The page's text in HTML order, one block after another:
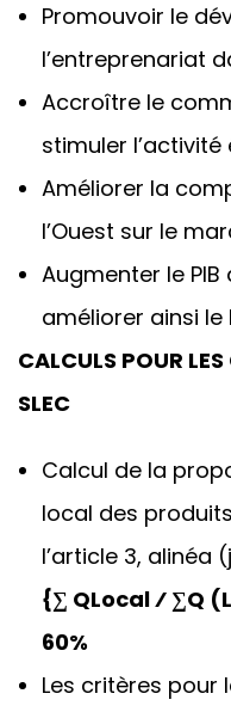
Promouvoir le
l’entreprenariat
Accroître le
stimuler
Améliorer la
l’Ouest sur le
Augmenter le
améliorer ainsi
CALCULS POUR
SLEC
Calcul de la
local des
l’article 3, alinéa
{∑ QLocal ⁄ ∑Q
60%
Les critères pour